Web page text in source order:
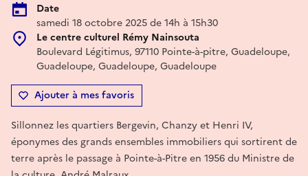
Date
samedi 18 octobre 2025 de 14h à 15h30
Le centre culturel Rémy Nainsouta
Boulevard Légitimus, 97110 Pointe-à-pitre, Guadeloupe,
Guadeloupe, Guadeloupe, Guadeloupe
Ajouter à mes favoris
Sillonnez les quartiers Bergevin, Chanzy et Henri IV,
éponymes des grands ensembles immobiliers qui sortirent de
terre après le passage à Pointe-à-Pitre en 1956 du Ministre de